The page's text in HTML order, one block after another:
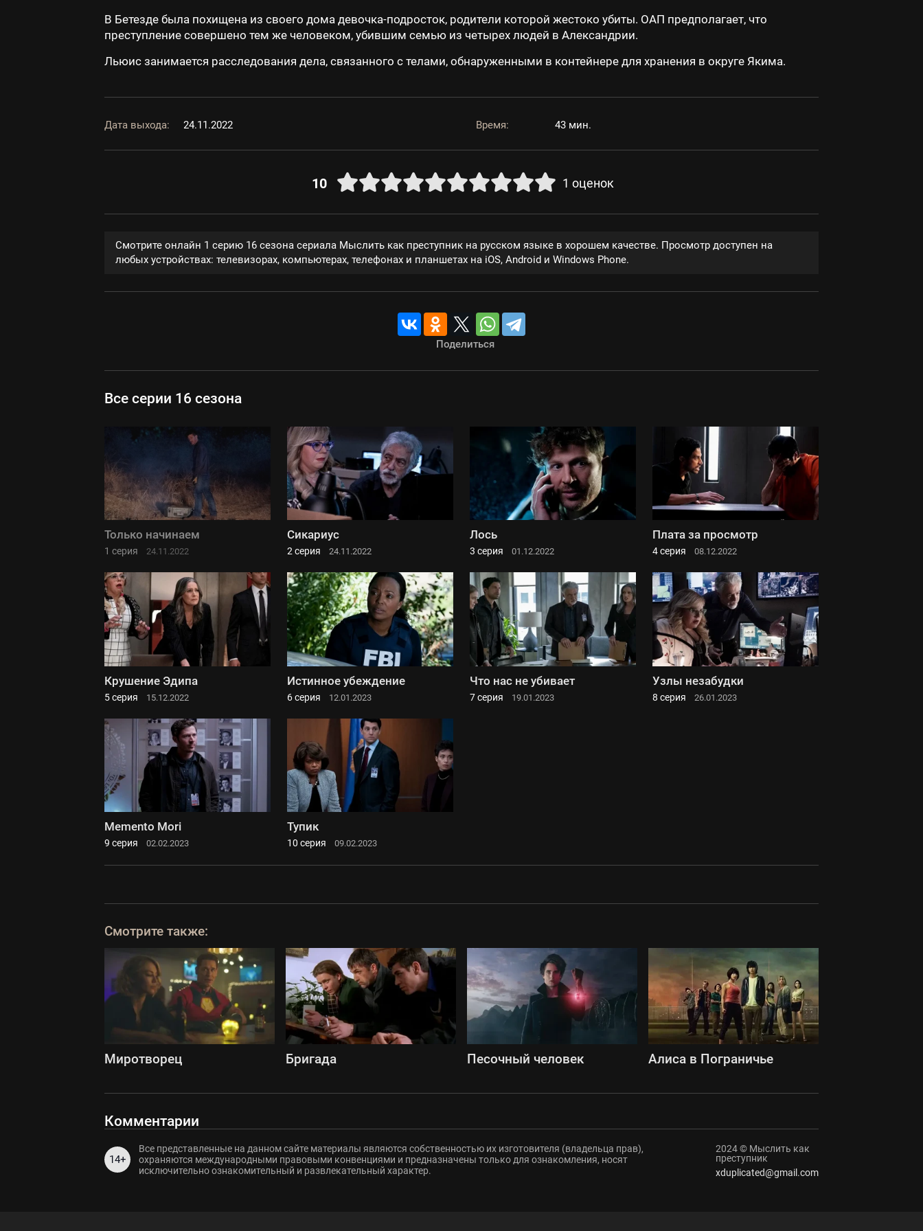
В Бетезде была похищена из своего дома девочка-подросток, родители которой жестоко убиты. ОАП предполагает, что
преступление совершено тем же человеком, убившим семью из четырех людей в Александрии.
Льюис занимается расследования дела, связанного с телами, обнаруженными в контейнере для хранения в округе Якима.
Дата выхода: 24.11.2022 Время: 43 мин.
10 1 оценок
Смотрите онлайн 1 серию 16 сезона сериала Мыслить как преступник на русском языке в хорошем качестве. Просмотр доступен на
любых устройствах: телевизорах, компьютерах, телефонах и планшетах на iOS, Android и Windows Phone.
Поделиться
Все серии 16 сезона
Только начинаем
1 серия 24.11.2022
Сикариус
2 серия 24.11.2022
Лось
3 серия 01.12.2022
Плата за просмотр
4 серия 08.12.2022
Крушение Эдипа
5 серия 15.12.2022
Истинное убеждение
6 серия 12.01.2023
Что нас не убивает
7 серия 19.01.2023
Узлы незабудки
8 серия 26.01.2023
Memento Mori
9 серия 02.02.2023
Тупик
10 серия 09.02.2023
Смотрите также:
Миротворец Бригада Песочный человек Алиса в Пограничье
Комментарии
14+
Все представленные на данном сайте материалы являются собственностью их изготовителя (владельца прав),
охраняются международными правовыми конвенциями и предназначены только для ознакомления, носят
исключительно ознакомительный и развлекательный характер.
2024 © Мыслить как
преступник
xduplicated@gmail.com